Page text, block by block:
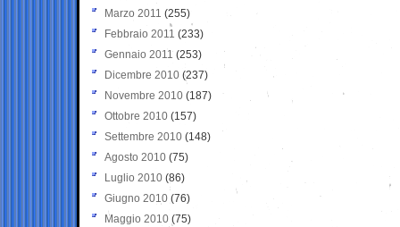
Marzo 2011 (255)
Febbraio 2011 (233)
Gennaio 2011 (253)
Dicembre 2010 (237)
Novembre 2010 (187)
Ottobre 2010 (157)
Settembre 2010 (148)
Agosto 2010 (75)
Luglio 2010 (86)
Giugno 2010 (76)
Maggio 2010 (75)